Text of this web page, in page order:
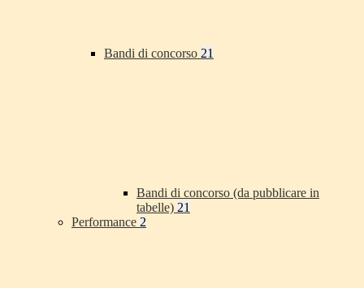
Bandi di concorso 21
Bandi di concorso (da pubblicare in
tabelle) 21
Performance 2